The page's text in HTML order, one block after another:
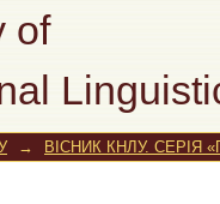
of
→ ВІСНИК КНЛУ. СЕРІЯ